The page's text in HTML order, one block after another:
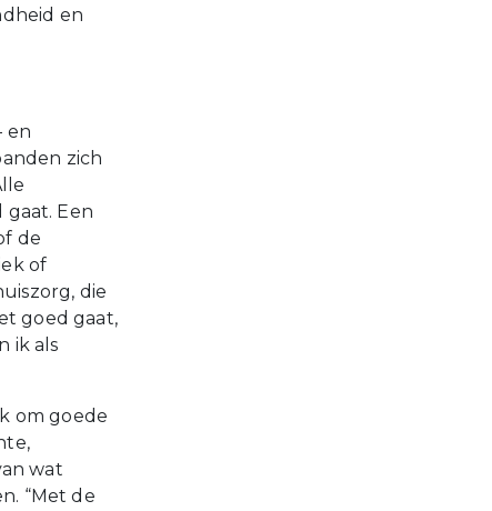
en
en
zich
gaat. Een
de
of
die
goed gaat,
ik als
om goede
wat
“Met de